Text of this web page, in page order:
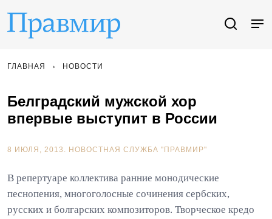
ГЛАВНАЯ НОВОСТИ
Белградский мужской хор
впервые выступит в России
8 ИЮЛЯ, 2013. НОВОСТНАЯ СЛУЖБА "ПРАВМИР"
В репертуаре коллектива ранние монодические
песнопения, многоголосные сочинения сербских,
русских и болгарских композиторов. Творческое кредо